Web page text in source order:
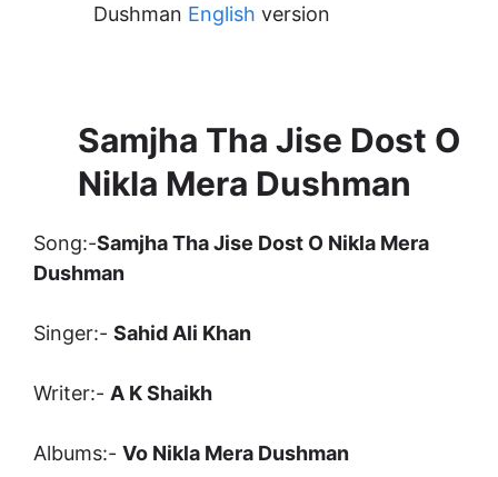
Dushman English version
Samjha Tha Jise Dost O
Nikla Mera Dushman
Song:-Samjha Tha Jise Dost O Nikla Mera
Dushman
Singer:- Sahid Ali Khan
Writer:- A K Shaikh
Albums:- Vo Nikla Mera Dushman